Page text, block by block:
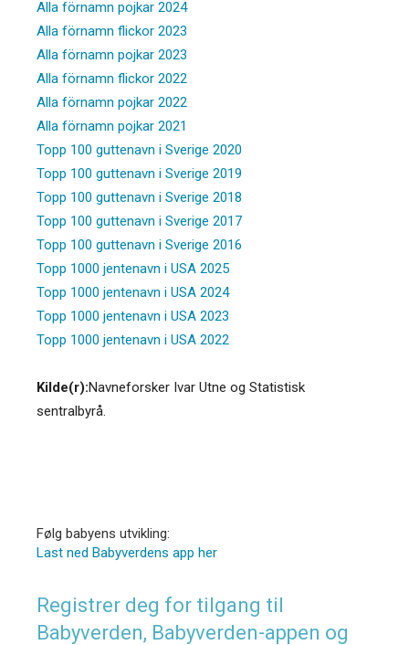
Alla förnamn pojkar 2024
Alla förnamn flickor 2023
Alla förnamn pojkar 2023
Alla förnamn flickor 2022
Alla förnamn pojkar 2022
Alla förnamn pojkar 2021
Topp 100 guttenavn i Sverige 2020
Topp 100 guttenavn i Sverige 2019
Topp 100 guttenavn i Sverige 2018
Topp 100 guttenavn i Sverige 2017
Topp 100 guttenavn i Sverige 2016
Topp 1000 jentenavn i USA 2025
Topp 1000 jentenavn i USA 2024
Topp 1000 jentenavn i USA 2023
Topp 1000 jentenavn i USA 2022
Kilde(r):Navneforsker Ivar Utne og Statistisk
sentralbyrå.
Følg babyens utvikling:
Last ned Babyverdens app her
Registrer deg for tilgang til
Babyverden, Babyverden-appen og